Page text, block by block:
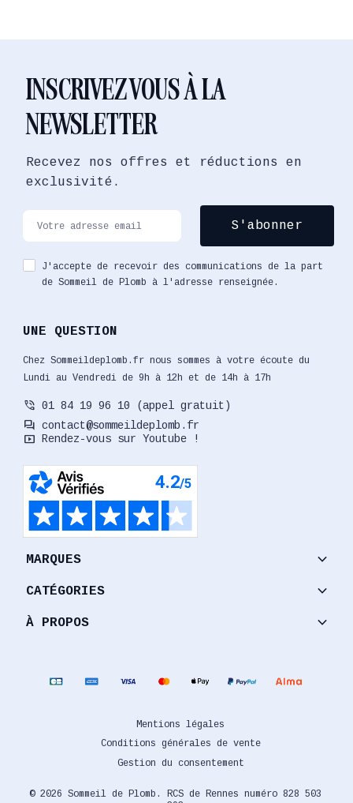
INSCRIVEZ VOUS À LA
NEWSLETTER
Recevez nos offres et réductions en
exclusivité.
J'accepte de recevoir des communications de la part
de Sommeil de Plomb à l'adresse renseignée.
UNE QUESTION
Chez Sommeildeplomb.fr nous sommes à votre écoute du
Lundi au Vendredi de 9h à 12h et de 14h à 17h
phone_in_talk 01 84 19 96 10 (appel gratuit)
forum contact@sommeildeplomb.fr
smart_display Rendez-vous sur Youtube !
MARQUES keyboard_arrow_down
CATÉGORIES keyboard_arrow_down
À PROPOS keyboard_arrow_down
© 2026 Sommeil de Plomb. RCS de Rennes numéro 828 503
Mentions légales
Conditions générales de vente
Gestion du consentement